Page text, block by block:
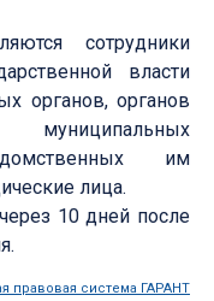
сотрудники
власти
органов, органов
муниципальных
им
лица.
10 дней после
правовая система ГАРАНТ